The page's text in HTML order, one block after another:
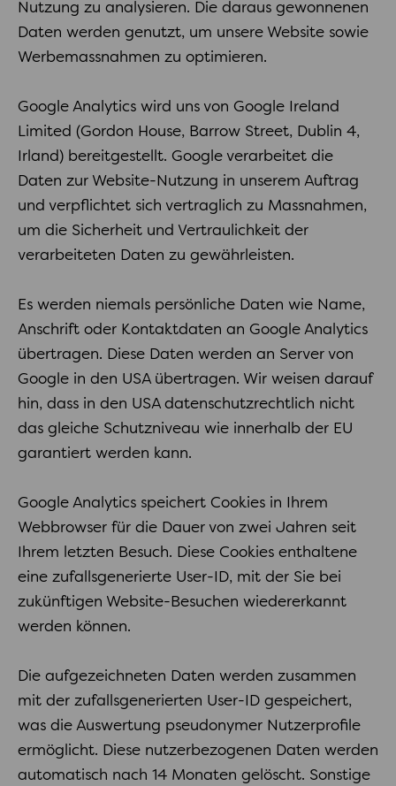
Nutzung zu analysieren. Die daraus gewonnenen
Daten werden genutzt, um unsere Website sowie
Werbemassnahmen zu optimieren.
Google Analytics wird uns von Google Ireland
Limited (Gordon House, Barrow Street, Dublin 4,
Irland) bereitgestellt. Google verarbeitet die
Daten zur Website-Nutzung in unserem Auftrag
und verpflichtet sich vertraglich zu Massnahmen,
um die Sicherheit und Vertraulichkeit der
verarbeiteten Daten zu gewährleisten.
Es werden niemals persönliche Daten wie Name,
Anschrift oder Kontaktdaten an Google Analytics
übertragen. Diese Daten werden an Server von
Google in den USA übertragen. Wir weisen darauf
hin, dass in den USA datenschutzrechtlich nicht
das gleiche Schutzniveau wie innerhalb der EU
garantiert werden kann.
Google Analytics speichert Cookies in Ihrem
Webbrowser für die Dauer von zwei Jahren seit
Ihrem letzten Besuch. Diese Cookies enthaltene
eine zufallsgenerierte User-ID, mit der Sie bei
zukünftigen Website-Besuchen wiedererkannt
werden können.
Die aufgezeichneten Daten werden zusammen
mit der zufallsgenerierten User-ID gespeichert,
was die Auswertung pseudonymer Nutzerprofile
ermöglicht. Diese nutzerbezogenen Daten werden
automatisch nach 14 Monaten gelöscht. Sonstige